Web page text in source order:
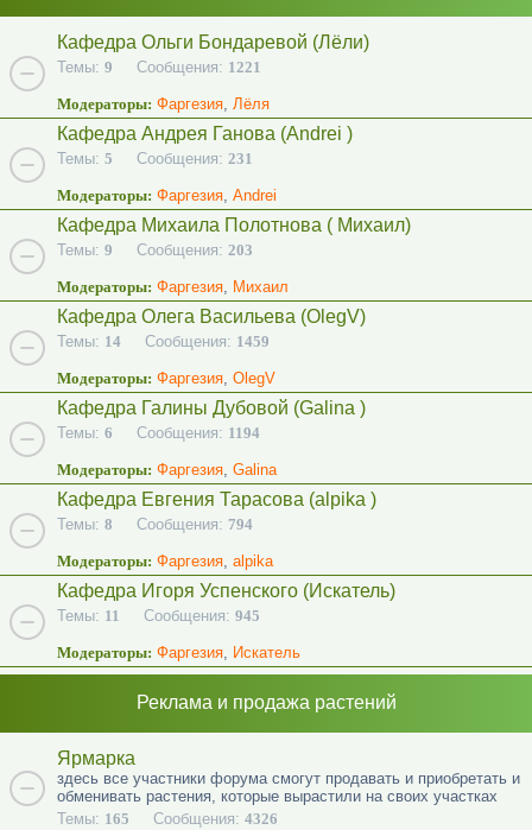
Кафедра Ольги Бондаревой (Лёли)
Темы: 9 Сообщения: 1221
Модераторы: Фаргезия, Лёля
Кафедра Андрея Ганова (Andrei )
Темы: 5 Сообщения: 231
Модераторы: Фаргезия, Andrei
Кафедра Михаила Полотнова ( Михаил)
Темы: 9 Сообщения: 203
Модераторы: Фаргезия, Михаил
Кафедра Олега Васильева (OlegV)
Темы: 14 Сообщения: 1459
Модераторы: Фаргезия, OlegV
Кафедра Галины Дубовой (Galina )
Темы: 6 Сообщения: 1194
Модераторы: Фаргезия, Galina
Кафедра Евгения Тарасова (alpika )
Темы: 8 Сообщения: 794
Модераторы: Фаргезия, alpika
Кафедра Игоря Успенского (Искатель)
Темы: 11 Сообщения: 945
Модераторы: Фаргезия, Искатель
Реклама и продажа растений
Ярмарка
здесь все участники форума смогут продавать и приобретать и
обменивать растения, которые вырастили на своих участках
Темы: 165 Сообщения: 4326